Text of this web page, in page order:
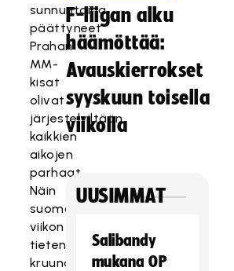
sunnuntaina
päättyneet
Prahan
MM-
kisat
olivat
järjestelyiltään
kaikkien
aikojen
parhaat.
Näin
suomalaisena
viikon
tietenkin
kruunasi
F-liigan alku
häämöttää:
Avauskierrokset
syyskuun toisella
viikolla
UUSIMMAT
Salibandy
mukana OP